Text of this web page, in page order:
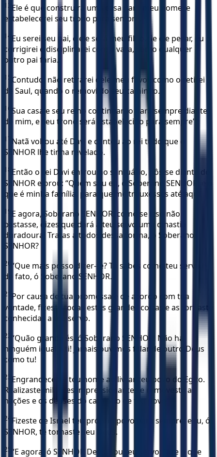
13 Ele é que construirá uma casa para meu nome, e
estabelecerei seu trono para sempre.
14 Eu serei seu pai, e ele será meu filho. Se ele pecar, eu o
corrigirei e disciplinarei com a vara, como qualquer
outro pai faria.
15 Contudo, não retirarei dele meu favor, como o retirei
de Saul, quando o removi do seu caminho.
16 Sua casa e seu reino continuarão para sempre diante
de mim, e seu trono será estabelecido para sempre’”.
17 Natã voltou até Davi e contou ao rei tudo que o
SENHOR lhe tinha revelado.
18 Então o rei Davi entrou no santuário, pôs-se diante do
SENHOR e orou: “Quem sou eu, ó Soberano SENHOR, e o
que é minha família, para que me trouxesses até aqui?
19 E agora, Soberano SENHOR, como se isso não
bastasse, dizes que dará a teu servo uma dinastia
duradoura! Tratas a todos dessa forma, ó Soberano
SENHOR?
20 “Que mais posso dizer-te? Tu sabes como teu servo é
de fato, ó Soberano SENHOR.
21
Por causa de tua promessa e de acordo com tua
vontade, fizeste todas estas grandes coisas e as tornaste
conhecidas a teu servo.
22 “Quão grande és, ó Soberano SENHOR! Não há
ninguém igual a ti! Jamais ouvimos falar de outro Deus
como tu!
23 Engrandeceste teu nome ao livrar teu povo do Egito.
Realizaste milagres impressionantes e removeste as
nações e os deuses do caminho de teu povo.
24 Fizeste de Israel teu próprio povo para sempre, e tu, ó
SENHOR, te tornaste seu Deus.
25 “E agora, ó SENHOR Deus, sou teu servo; faze o que